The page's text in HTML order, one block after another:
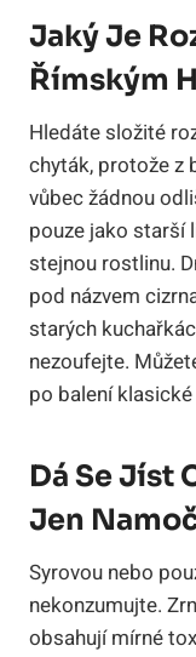
Jaký Je
Římským
Hledáte složité
chyták, protože z
vůbec žádnou
pouze jako starší
stejnou rostlinu.
pod názvem
starých
nezoufejte.
po balení
Dá Se Jíst
Jen
Syrovou nebo
nekonzumujte.
obsahují mírné